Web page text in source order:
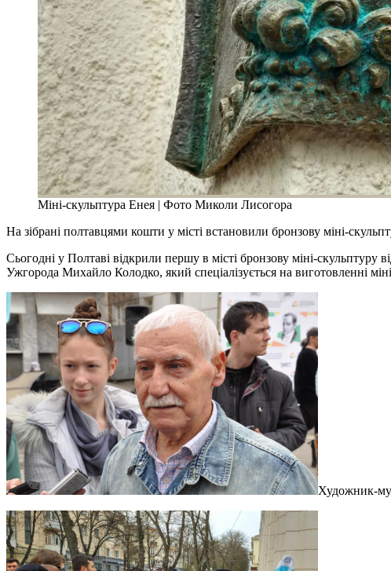
Міні-скульптура Енея | Фото Миколи Лисогора
На зібрані полтавцями кошти у місті встановили бронзову міні-
Сьогодні у Полтаві відкрили першу в місті бронзову міні-скульптуру
Ужгорода Михайло Колодко, який спеціалізується на виготовленні
Художник-